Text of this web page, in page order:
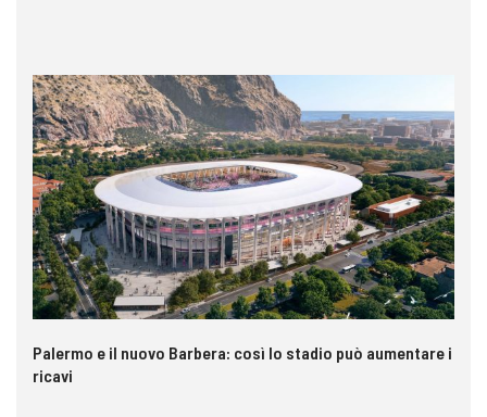
Palermo e il nuovo Barbera: così lo stadio può aumentare i
ricavi